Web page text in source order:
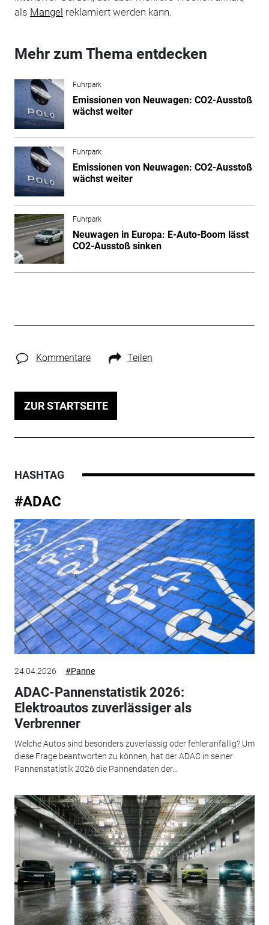
als Mangel reklamiert werden kann.
Mehr zum Thema entdecken
Fuhrpark
Emissionen von Neuwagen: CO2-Ausstoß
wächst weiter
Fuhrpark
Emissionen von Neuwagen: CO2-Ausstoß
wächst weiter
Fuhrpark
Neuwagen in Europa: E-Auto-Boom lässt
CO2-Ausstoß sinken
Kommentare Teilen
ZUR STARTSEITE
HASHTAG
#ADAC
24.04.2026 #Panne
ADAC-Pannenstatistik 2026:
Elektroautos zuverlässiger als
Verbrenner
Welche Autos sind besonders zuverlässig oder fehleranfällig? Um
diese Frage beantworten zu können, hat der ADAC in seiner
Pannenstatistik 2026 die Pannendaten der...